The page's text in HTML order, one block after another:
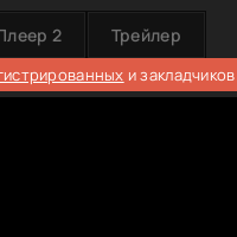
2 Трейлер
и